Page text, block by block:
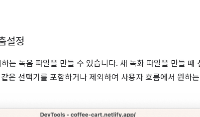
설정
는 녹음 파일을 만들 수 있습니다. 새 녹화 파일을 만들 때
은 선택기를 포함하거나 제외하여 사용자 흐름에서 원하